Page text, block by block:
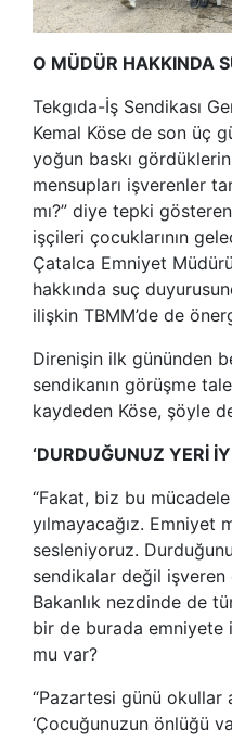
O MÜDÜR HAKKINDA
Tekgıda-İş Sendikası
Kemal Köse de son üç
yoğun baskı
mensupları işverenler
mı?” diye tepki
işçileri çocuklarının
Çatalca Emniyet
hakkında suç
ilişkin TBMM’de de
Direnişin ilk gününden
sendikanın görüşme
kaydeden Köse, şöyle
‘DURDUĞUNUZ YERİ
“Fakat, biz bu
yılmayacağız. Emniyet
sesleniyoruz.
sendikalar değil işveren
Bakanlık nezdinde de
bir de burada emniyete
mu var?
“Pazartesi günü okullar
‘Çocuğunuzun önlüğü